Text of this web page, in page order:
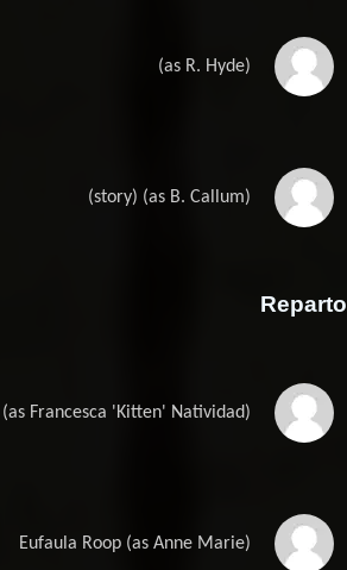
(as R. Hyde)
(story) (as B. Callum)
Reparto
Francesca 'Kitten' Natividad)
Eufaula Roop (as Anne Marie)